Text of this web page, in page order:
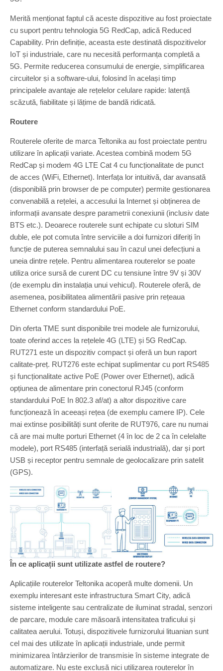
Merită menționat faptul că aceste dispozitive au fost proiectate
cu suport pentru tehnologia 5G RedCap, adică Reduced
Capability. Prin definiție, aceasta este destinată dispozitivelor
IoT și industriale, care nu necesită performanța completă a
5G. Permite reducerea consumului de energie, simplificarea
circuitelor și a software-ului, folosind în același timp
principalele avantaje ale rețelelor celulare rapide: latență
scăzută, fiabilitate și lățime de bandă ridicată.
Routere
Routerele oferite de marca Teltonika au fost proiectate pentru
utilizare în aplicații variate. Acestea combină modem 5G
RedCap și modem 4G LTE Cat 4 cu funcționalitate de punct
de acces (WiFi, Ethernet). Interfața lor intuitivă, dar avansată
(disponibilă prin browser de pe computer) permite gestionarea
convenabilă a rețelei, a accesului la Internet și obținerea de
informații avansate despre parametrii conexiunii (inclusiv date
BTS etc.). Deoarece routerele sunt echipate cu sloturi SIM
duble, ele pot comuta între serviciile a doi furnizori diferiți în
funcție de puterea semnalului sau în cazul unei defecțiuni a
uneia dintre rețele. Pentru alimentarea routerelor se poate
utiliza orice sursă de curent DC cu tensiune între 9V și 30V
(de exemplu din instalația unui vehicul). Routerele oferă, de
asemenea, posibilitatea alimentării pasive prin rețeaua
Ethernet conform standardului PoE.
Din oferta TME sunt disponibile trei modele ale furnizorului,
toate oferind acces la rețelele 4G (LTE) și 5G RedCap.
RUT271 este un dispozitiv compact și oferă un bun raport
calitate-preț. RUT276 este echipat suplimentar cu port RS485
și funcționalitate active PoE (Power over Ethernet), adică
opțiunea de alimentare prin conectorul RJ45 (conform
standardului PoE In 802.3 af/at) a altor dispozitive care
funcționează în aceeași rețea (de exemplu camere IP). Cele
mai extinse posibilități sunt oferite de RUT976, care nu numai
că are mai multe porturi Ethernet (4 în loc de 2 ca în celelalte
modele), port RS485 (interfață serială industrială), dar și port
USB și receptor pentru semnale de geolocalizare prin satelit
(GPS).
În ce aplicații sunt utilizate astfel de routere?
Aplicațiile routerelor Teltonika acoperă multe domenii. Un
exemplu interesant este infrastructura Smart City, adică
sisteme inteligente sau centralizate de iluminat stradal, senzori
de parcare, module care măsoară intensitatea traficului și
calitatea aerului. Totuși, dispozitivele furnizorului lituanian sunt
cel mai des utilizate în aplicații industriale, unde permit
minimizarea întârzierilor de transmisie în sisteme integrate de
automatizare. Nu este exclusă nici utilizarea routerelor în